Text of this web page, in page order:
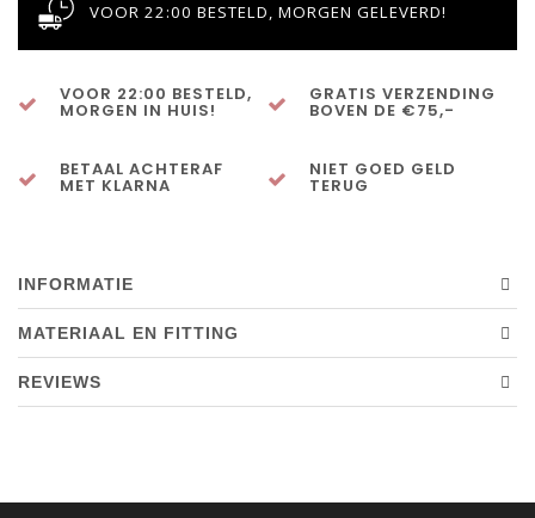
VOOR 22:00 BESTELD, MORGEN GELEVERD!
VOOR 22:00 BESTELD,
MORGEN IN HUIS!
GRATIS VERZENDING
BOVEN DE €75,-
BETAAL ACHTERAF
MET KLARNA
NIET GOED GELD
TERUG
INFORMATIE
MATERIAAL EN FITTING
REVIEWS